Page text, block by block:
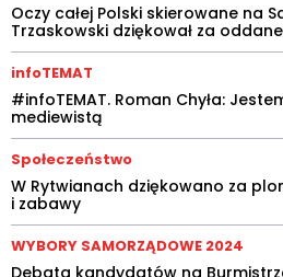
Oczy całej Polski skierowane na
Trzaskowski dziękował za oddane
infoTEMAT
#infoTEMAT. Roman Chyła:
mediewistą
Społeczeństwo
W Rytwianach dziękowano za
i zabawy
WYBORY SAMORZĄDOWE 2024
Debata kandydatów na